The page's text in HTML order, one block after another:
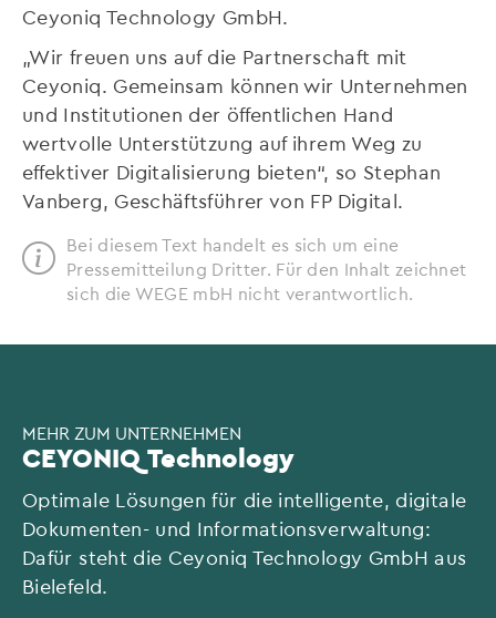
Ceyoniq Technology GmbH.
„Wir freuen uns auf die Partnerschaft mit
Ceyoniq. Gemeinsam können wir Unternehmen
und Institutionen der öffentlichen Hand
wertvolle Unterstützung auf ihrem Weg zu
effektiver Digitalisierung bieten“, so Stephan
Vanberg, Geschäftsführer von FP Digital.
Bei diesem Text handelt es sich um eine
Pressemitteilung Dritter. Für den Inhalt zeichnet
sich die WEGE mbH nicht verantwortlich.
MEHR ZUM UNTERNEHMEN
CEYONIQ Technology
Optimale Lösungen für die intelligente, digitale
Dokumenten- und Informationsverwaltung:
Dafür steht die Ceyoniq Technology GmbH aus
Bielefeld.